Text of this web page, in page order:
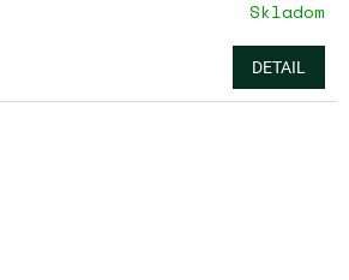
Skladom
DETAIL